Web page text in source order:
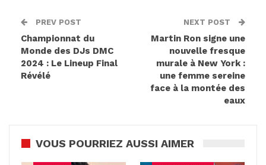
PREV POST
Championnat du
Monde des DJs DMC
2024 : Le Lineup Final
Révélé
NEXT POST
Martin Ron signe une
nouvelle fresque
murale à New York :
une femme sereine
face à la montée des
eaux
VOUS POURRIEZ AUSSI AIMER